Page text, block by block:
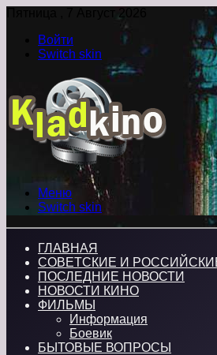
Пятница , 7 Август 2026
Войти
Switch skin
Меню
Switch skin
ГЛАВНАЯ
СОВЕТСКИЕ И
ПОСЛЕДНИЕ НОВОСТИ
НОВОСТИ КИНО
ФИЛЬМЫ
Информация
Боевик
БЫТОВЫЕ ВОПРОСЫ